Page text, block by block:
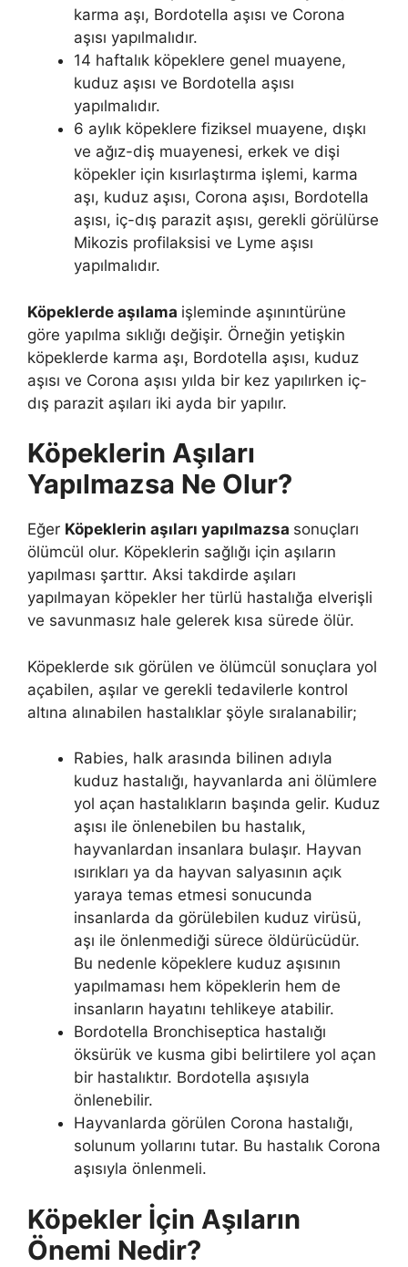
karma aşı, Bordotella aşısı ve Corona
aşısı yapılmalıdır.
14 haftalık köpeklere genel muayene,
kuduz aşısı ve Bordotella aşısı
yapılmalıdır.
6 aylık köpeklere fiziksel muayene, dışkı
ve ağız-diş muayenesi, erkek ve dişi
köpekler için kısırlaştırma işlemi, karma
aşı, kuduz aşısı, Corona aşısı, Bordotella
aşısı, iç-dış parazit aşısı, gerekli görülürse
Mikozis profilaksisi ve Lyme aşısı
yapılmalıdır.
Köpeklerde aşılama işleminde aşınıntürüne
göre yapılma sıklığı değişir. Örneğin yetişkin
köpeklerde karma aşı, Bordotella aşısı, kuduz
aşısı ve Corona aşısı yılda bir kez yapılırken iç-
dış parazit aşıları iki ayda bir yapılır.
Köpeklerin Aşıları
Yapılmazsa Ne Olur?
Eğer Köpeklerin aşıları yapılmazsa sonuçları
ölümcül olur. Köpeklerin sağlığı için aşıların
yapılması şarttır. Aksi takdirde aşıları
yapılmayan köpekler her türlü hastalığa elverişli
ve savunmasız hale gelerek kısa sürede ölür.
Köpeklerde sık görülen ve ölümcül sonuçlara yol
açabilen, aşılar ve gerekli tedavilerle kontrol
altına alınabilen hastalıklar şöyle sıralanabilir;
Rabies, halk arasında bilinen adıyla
kuduz hastalığı, hayvanlarda ani ölümlere
yol açan hastalıkların başında gelir. Kuduz
aşısı ile önlenebilen bu hastalık,
hayvanlardan insanlara bulaşır. Hayvan
ısırıkları ya da hayvan salyasının açık
yaraya temas etmesi sonucunda
insanlarda da görülebilen kuduz virüsü,
aşı ile önlenmediği sürece öldürücüdür.
Bu nedenle köpeklere kuduz aşısının
yapılmaması hem köpeklerin hem de
insanların hayatını tehlikeye atabilir.
Bordotella Bronchiseptica hastalığı
öksürük ve kusma gibi belirtilere yol açan
bir hastalıktır. Bordotella aşısıyla
önlenebilir.
Hayvanlarda görülen Corona hastalığı,
solunum yollarını tutar. Bu hastalık Corona
aşısıyla önlenmeli.
Köpekler İçin Aşıların
Önemi Nedir?